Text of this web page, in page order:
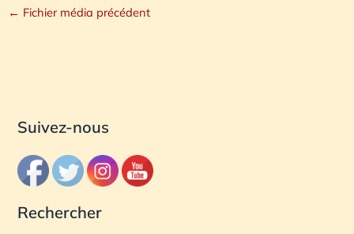
← Fichier média précédent
Suivez-nous
Rechercher